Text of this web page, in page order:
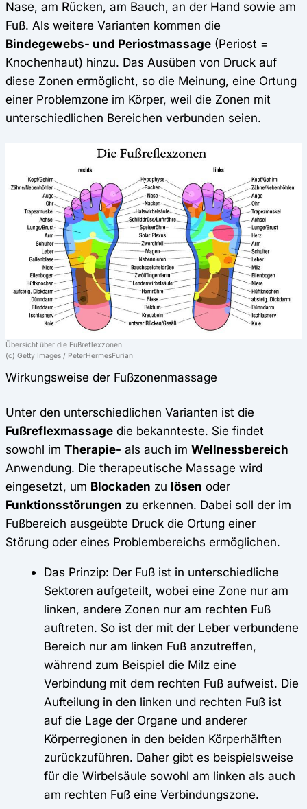
Nase, am Rücken, am Bauch, an der Hand sowie am
Fuß. Als weitere Varianten kommen die
Bindegewebs- und Periostmassage (Periost =
Knochenhaut) hinzu. Das Ausüben von Druck auf
diese Zonen ermöglicht, so die Meinung, eine Ortung
einer Problemzone im Körper, weil die Zonen mit
unterschiedlichen Bereichen verbunden seien.
Übersicht über die Fußreflexzonen
(c) Getty Images / PeterHermesFurian
Wirkungsweise der Fußzonenmassage
Unter den unterschiedlichen Varianten ist die
Fußreflexmassage die bekannteste. Sie findet
sowohl im Therapie- als auch im Wellnessbereich
Anwendung. Die therapeutische Massage wird
eingesetzt, um Blockaden zu lösen oder
Funktionsstörungen zu erkennen. Dabei soll der im
Fußbereich ausgeübte Druck die Ortung einer
Störung oder eines Problembereichs ermöglichen.
Das Prinzip: Der Fuß ist in unterschiedliche
Sektoren aufgeteilt, wobei eine Zone nur am
linken, andere Zonen nur am rechten Fuß
auftreten. So ist der mit der Leber verbundene
Bereich nur am linken Fuß anzutreffen,
während zum Beispiel die Milz eine
Verbindung mit dem rechten Fuß aufweist. Die
Aufteilung in den linken und rechten Fuß ist
auf die Lage der Organe und anderer
Körperregionen in den beiden Körperhälften
zurückzuführen. Daher gibt es beispielsweise
für die Wirbelsäule sowohl am linken als auch
am rechten Fuß eine Verbindungszone.